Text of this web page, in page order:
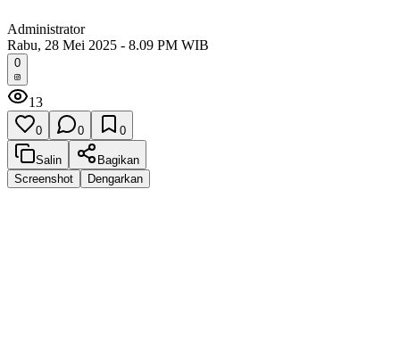
Administrator
Rabu, 28 Mei 2025 - 8.09 PM WIB
0
13
0 0 0
Salin
Bagikan
Screenshot
Dengarkan